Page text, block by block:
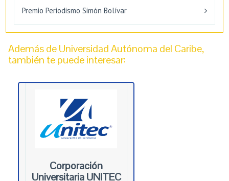
Premio Periodismo Simón Bolívar
Además de Universidad Autónoma del Caribe,
también te puede interesar:
Corporación
Universitaria UNITEC